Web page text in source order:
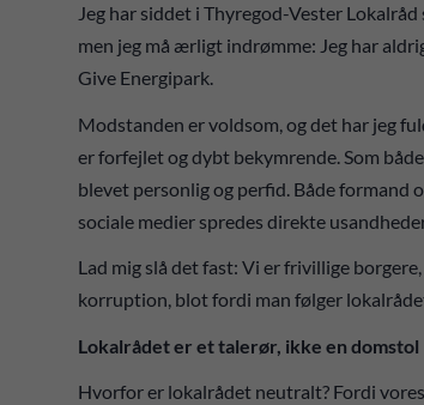
Jeg har siddet i Thyregod-Vester
men jeg må ærligt indrømme: Jeg har
Give Energipark.
Modstanden er voldsom, og det har jeg
er forfejlet og dybt bekymrende. Som
blevet personlig og perfid. Både formand
sociale medier spredes direkte
Lad mig slå det fast: Vi er frivillige
korruption, blot fordi man følger
Lokalrådet er et talerør, ikke en domstol
Hvorfor er lokalrådet neutralt? Fordi